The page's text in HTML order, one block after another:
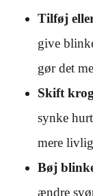
Tilføj
give
gør det
Skift
synke
mere
Bøj
ændre